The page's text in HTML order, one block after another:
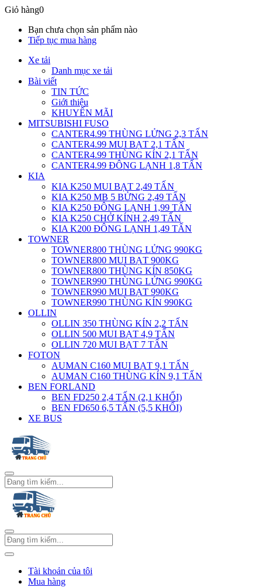
Giỏ hàng0
Bạn chưa chọn sản phẩm nào
Tiếp tục mua hàng
Xe tải
Danh mục xe tải
Bài viết
TIN TỨC
Giới thiệu
KHUYẾN MÃI
MITSUBISHI FUSO
CANTER4.99 THÙNG LỬNG 2,3 TẤN
CANTER4.99 MUI BẠT 2,1 TẤN
CANTER4.99 THÙNG KÍN 2,1 TẤN
CANTER4.99 ĐÔNG LẠNH 1,8 TẤN
KIA
KIA K250 MUI BẠT 2,49 TẤN
KIA K250 MB 5 BỬNG 2,49 TẤN
KIA K250 ĐÔNG LẠNH 1,99 TẤN
KIA K250 CHỞ KÍNH 2,49 TẤN
KIA K200 ĐÔNG LẠNH 1,49 TẤN
TOWNER
TOWNER800 THÙNG LỬNG 990KG
TOWNER800 MUI BẠT 900KG
TOWNER800 THÙNG KÍN 850KG
TOWNER990 THÙNG LỬNG 990KG
TOWNER990 MUI BẠT 990KG
TOWNER990 THÙNG KÍN 990KG
OLLIN
OLLIN 350 THÙNG KÍN 2,2 TẤN
OLLIN 500 MUI BẠT 4,9 TẤN
OLLIN 720 MUI BẠT 7 TẤN
FOTON
AUMAN C160 MUI BẠT 9,1 TẤN
AUMAN C160 THÙNG KÍN 9,1 TẤN
BEN FORLAND
BEN FD250 2,4 TẤN (2,1 KHỐI)
BEN FD650 6,5 TẤN (5,5 KHỐI)
XE BUS
Tài khoản của tôi
Mua hàng